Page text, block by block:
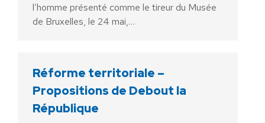
l’homme présenté comme le tireur du Musée
de Bruxelles, le 24 mai,…
Réforme territoriale –
Propositions de Debout la
République